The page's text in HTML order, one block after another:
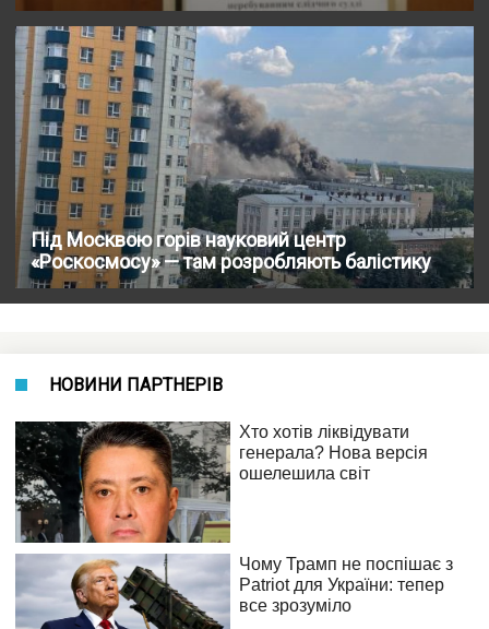
Під Москвою горів науковий центр
«Роскосмосу» — там розробляють балістику
НОВИНИ ПАРТНЕРІВ